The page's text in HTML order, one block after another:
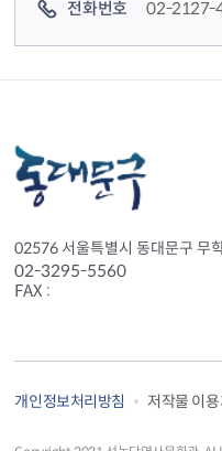
전화번호
02-2127-
02576 서울특별시 동대문구 무
02-3295-5560
FAX :
개인정보처리방침 저작물 이